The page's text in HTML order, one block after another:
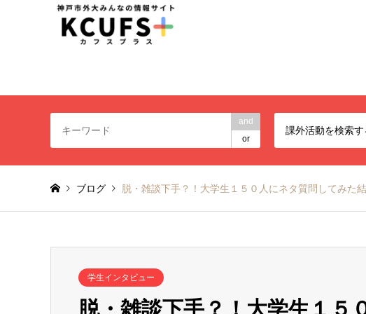
and
or
課外活動を検索す
ブログ 脱・雑談下手？！大学生１５０人にネタ質問してみた
学生インタビュー
脱・雑談下手？！大学生１５